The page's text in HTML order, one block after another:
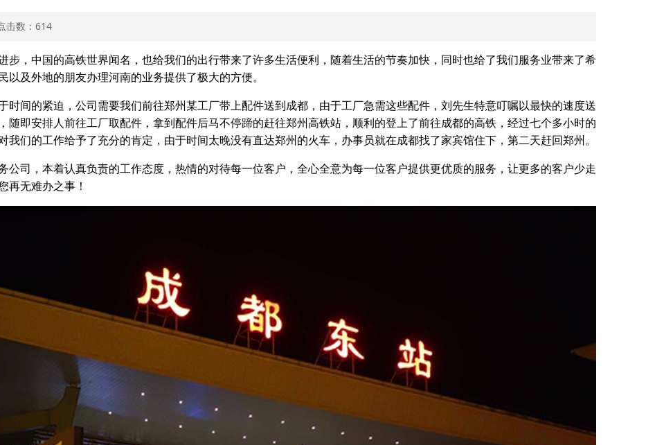
数： 614
步，中国的高铁世界闻名，也给我们的出行带来了许多生活便利，随着生活的节奏加快，同时也给了我们服务业带来了希
及外地的朋友办理河南的业务提供了极大的方便。
时间的紧迫，公司需要我们前往郑州某工厂带上配件送到成都，由于工厂急需这些配件，刘先生特意叮嘱以最快的速度送
随即安排人前往工厂取配件，拿到配件后马不停蹄的赶往郑州高铁站，顺利的登上了前往成都的高铁，经过七个多小时的
们的工作给予了充分的肯定，由于时间太晚没有直达郑州的火车，办事员就在成都找了家宾馆住下，第二天赶回郑州。
公司，本着认真负责的工作态度，热情的对待每一位客户，全心全意为每一位客户提供更优质的服务，让更多的客户少走
再无难办之事！